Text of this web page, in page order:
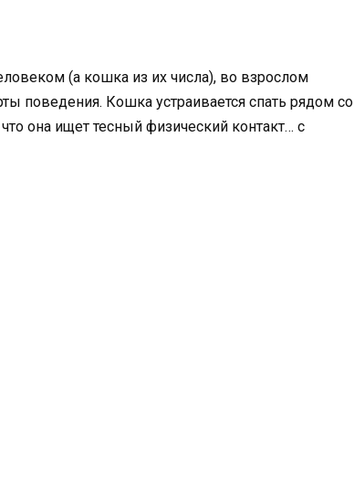
(а кошка из их числа), во взрослом
поведения. Кошка устраивается спать рядом со
она ищет тесный физический контакт… с